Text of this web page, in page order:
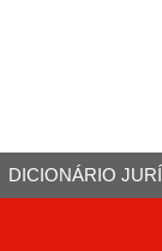
DICIONÁRIO